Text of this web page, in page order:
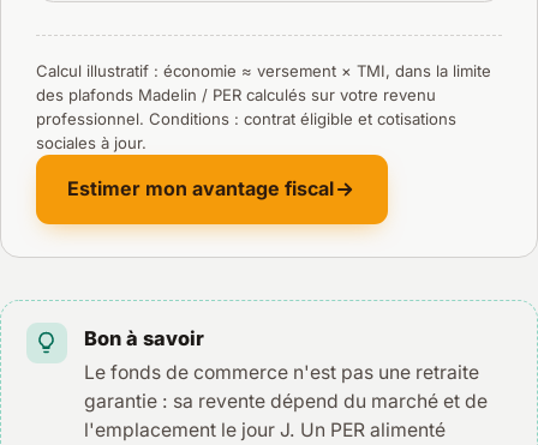
Calcul illustratif : économie ≈ versement × TMI, dans la limite
des plafonds Madelin / PER calculés sur votre revenu
professionnel. Conditions : contrat éligible et cotisations
sociales à jour.
Estimer mon avantage fiscal
Bon à savoir
Le fonds de commerce n'est pas une retraite
garantie : sa revente dépend du marché et de
l'emplacement le jour J. Un PER alimenté